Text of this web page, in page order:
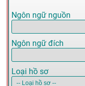
Ngôn ngữ nguồn
Ngôn ngữ đích
Loại hồ sơ